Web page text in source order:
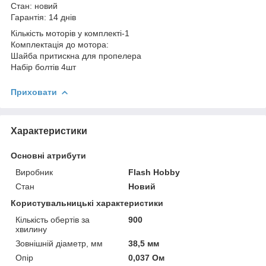
Стан: новий
Гарантія: 14 днів
Кількість моторів у комплекті-1
Комплектація до мотора:
Шайба притискна для пропелера
Набір болтів 4шт
Приховати
Характеристики
Основні атрибути
Виробник
Flash Hobby
Стан
Новий
Користувальницькі характеристики
Кількість обертів за
хвилину
900
Зовнішній діаметр, мм
38,5 мм
Опір
0,037 Ом